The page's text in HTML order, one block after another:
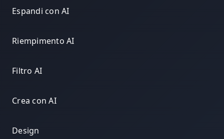
Espandi con AI
Riempimento AI
Filtro AI
Crea con AI
Design